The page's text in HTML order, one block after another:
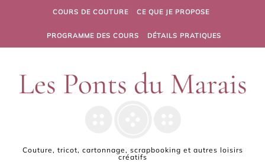
Skip to contentCOURS DE COUTURE CE QUE JE PROPOSE
PROGRAMME DES COURS DÉTAILS PRATIQUES
Couture, tricot, cartonnage, scrapbooking et autres loisirs
créatifs